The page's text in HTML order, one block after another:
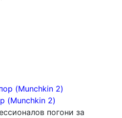
(Munchkin 2)
погони за